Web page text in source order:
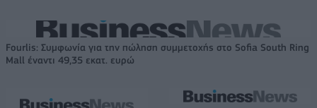
Fourlis: Συμφωνία για την πώληση συμμετοχής στο Sofia South Ring
Mall έναντι 49,35 εκατ. ευρώ